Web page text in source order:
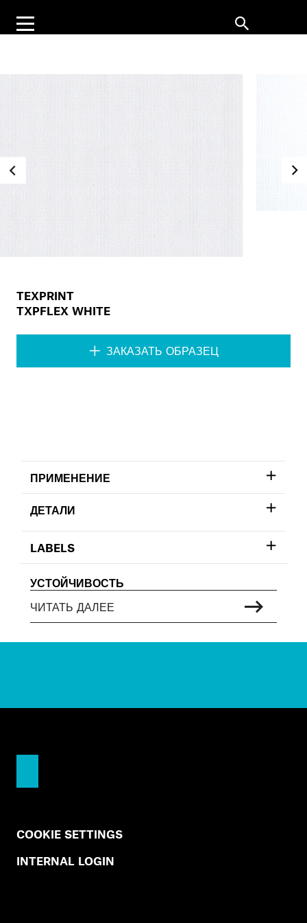
TEXPRINT
TXPFLEX WHITE
ЗАКАЗАТЬ ОБРАЗЕЦ
ПРИМЕНЕНИЕ
ДЕТАЛИ
LABELS
УСТОЙЧИВОСТЬ
ЧИТАТЬ ДАЛЕЕ
COOKIE SETTINGS
INTERNAL LOGIN